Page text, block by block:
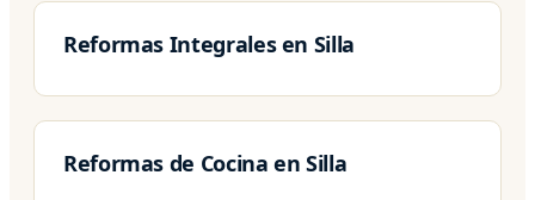
Reformas Integrales en Silla
Reformas de Cocina en Silla